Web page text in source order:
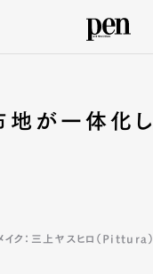
地が一体化し
イク：三上ヤスヒロ（Pittura）